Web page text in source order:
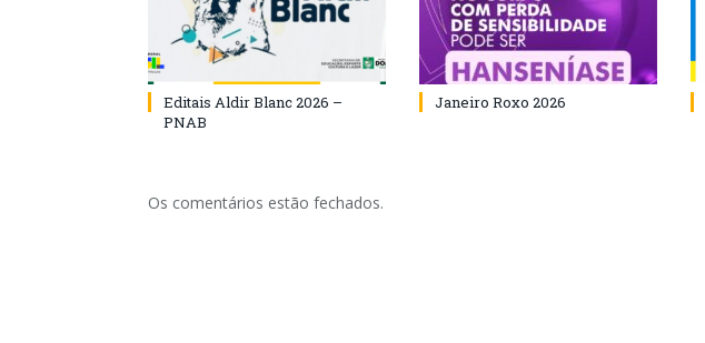
Editais Aldir Blanc 2026 –
PNAB
Janeiro Roxo 2026
Os comentários estão fechados.